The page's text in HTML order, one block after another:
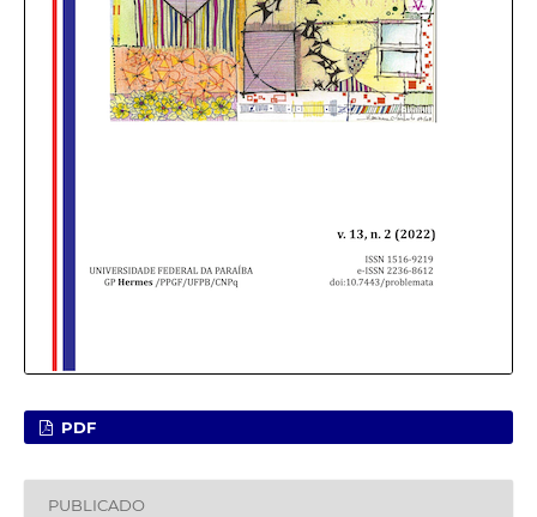
PDF
PUBLICADO